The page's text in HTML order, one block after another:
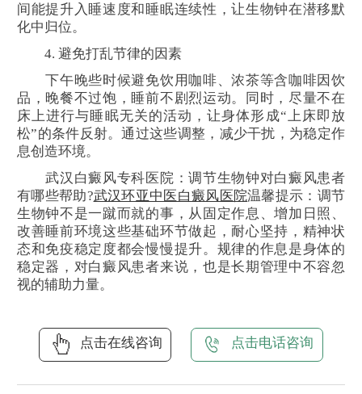
间能提升入睡速度和睡眠连续性，让生物钟在潜移默
化中归位。
4. 避免打乱节律的因素
下午晚些时候避免饮用咖啡、浓茶等含咖啡因饮
品，晚餐不过饱，睡前不剧烈运动。同时，尽量不在
床上进行与睡眠无关的活动，让身体形成“上床即放
松”的条件反射。通过这些调整，减少干扰，为稳定作
息创造环境。
武汉白癜风专科医院：调节生物钟对白癜风患者
有哪些帮助?武汉环亚中医白癜风医院温馨提示：调节
生物钟不是一蹴而就的事，从固定作息、增加日照、
改善睡前环境这些基础环节做起，耐心坚持，精神状
态和免疫稳定度都会慢慢提升。规律的作息是身体的
稳定器，对白癜风患者来说，也是长期管理中不容忽
视的辅助力量。
点击在线咨询 点击电话咨询